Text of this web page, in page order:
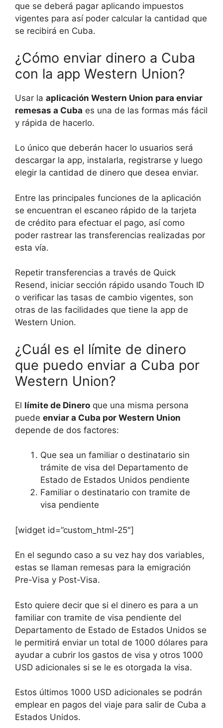
que se deberá pagar aplicando impuestos
vigentes para así poder calcular la cantidad que
se recibirá en Cuba.
¿Cómo enviar dinero a Cuba
con la app Western Union?
Usar la aplicación Western Union para enviar
remesas a Cuba es una de las formas más fácil
y rápida de hacerlo.
Lo único que deberán hacer lo usuarios será
descargar la app, instalarla, registrarse y luego
elegir la cantidad de dinero que desea enviar.
Entre las principales funciones de la aplicación
se encuentran el escaneo rápido de la tarjeta
de crédito para efectuar el pago, así como
poder rastrear las transferencias realizadas por
esta vía.
Repetir transferencias a través de Quick
Resend, iniciar sección rápido usando Touch ID
o verificar las tasas de cambio vigentes, son
otras de las facilidades que tiene la app de
Western Union.
¿Cuál es el límite de dinero
que puedo enviar a Cuba por
Western Union?
El límite de Dinero que una misma persona
puede enviar a Cuba por Western Union
depende de dos factores:
Que sea un familiar o destinatario sin
trámite de visa del Departamento de
Estado de Estados Unidos pendiente
Familiar o destinatario con tramite de
visa pendiente
[widget id=”custom_html-25″]
En el segundo caso a su vez hay dos variables,
estas se llaman remesas para la emigración
Pre-Visa y Post-Visa.
Esto quiere decir que si el dinero es para a un
familiar con tramite de visa pendiente del
Departamento de Estado de Estados Unidos se
le permitirá enviar un total de 1000 dólares para
ayudar a cubrir los gastos de visa y otros 1000
USD adicionales si se le es otorgada la visa.
Estos últimos 1000 USD adicionales se podrán
emplear en pagos del viaje para salir de Cuba a
Estados Unidos.